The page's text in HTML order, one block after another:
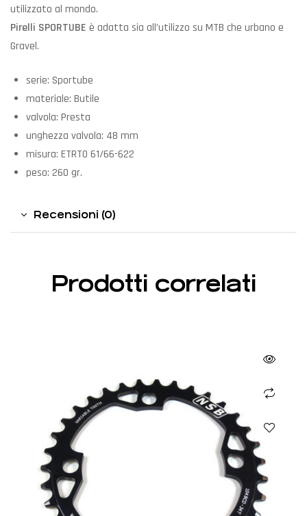
utilizzato al mondo.
Pirelli SPORTUBE è adatta sia all’utilizzo su MTB che urbano e
Gravel.
serie: Sportube
materiale: Butile
valvola: Presta
unghezza valvola: 48 mm
misura: ETRTO 61/66-622
peso: 260 gr.
Recensioni (0)
Prodotti correlati